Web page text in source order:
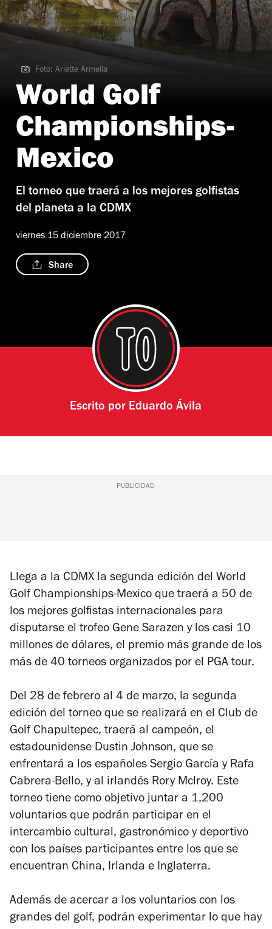
Foto: Ariette Armella
Foto: Ariette Armella
World Golf
Championships-
Mexico
El torneo que traerá a los mejores golfistas
del planeta a la CDMX
viernes 15 diciembre 2017
Share
Escrito por Eduardo Ávila
PUBLICIDAD
Llega a la CDMX la segunda edición del World
Golf Championships-Mexico que traerá a 50 de
los mejores golfistas internacionales para
disputarse el trofeo Gene Sarazen y los casi 10
millones de dólares, el premio más grande de los
más de 40 torneos organizados por el PGA tour.
Del 28 de febrero al 4 de marzo, la segunda
edición del torneo que se realizará en el Club de
Golf Chapultepec, traerá al campeón, el
estadounidense Dustin Johnson, que se
enfrentará a los españoles Sergio García y Rafa
Cabrera-Bello, y al irlandés Rory Mclroy. Este
torneo tiene como objetivo juntar a 1,200
voluntarios que podrán participar en el
intercambio cultural, gastronómico y deportivo
con los países participantes entre los que se
encuentran China, Irlanda e Inglaterra.
Además de acercar a los voluntarios con los
grandes del golf, podrán experimentar lo que hay